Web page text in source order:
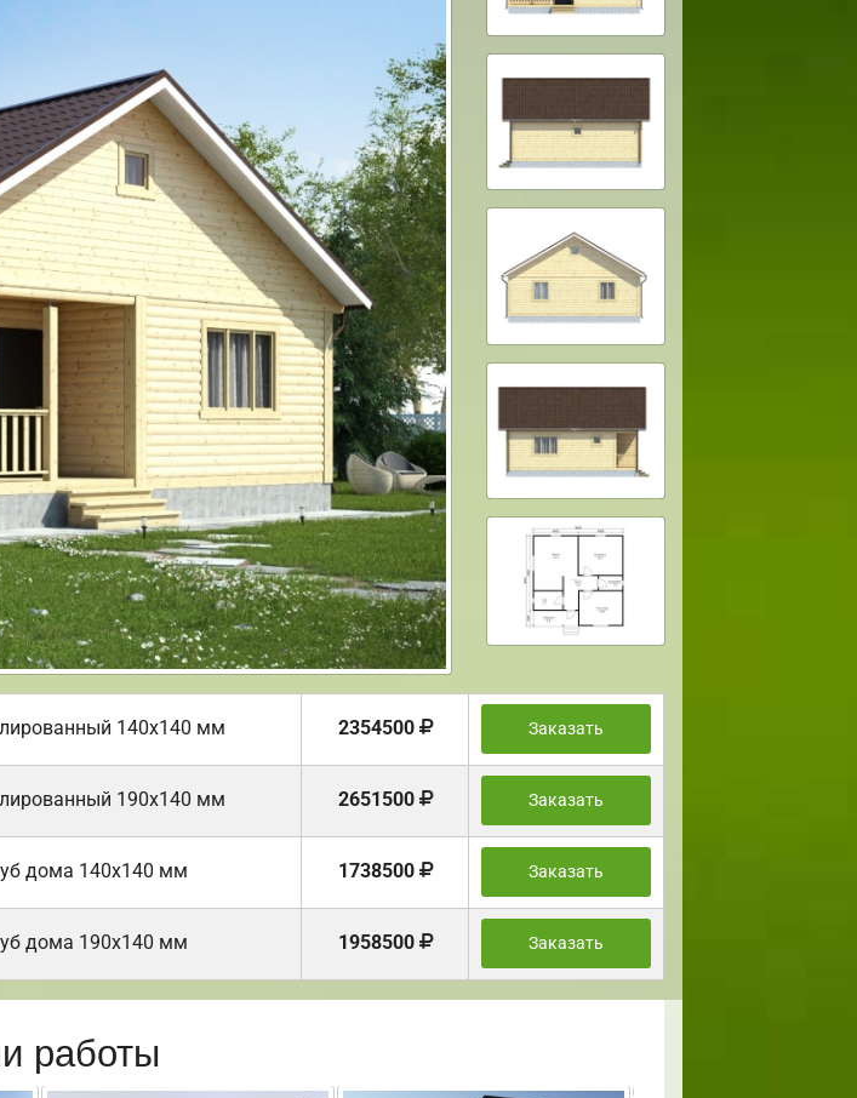
140х140 мм 2354500 Заказать
190х140 мм 2651500 Заказать
дома 140х140 мм 1738500 Заказать
дома 190х140 мм 1958500 Заказать
работы